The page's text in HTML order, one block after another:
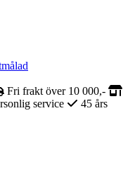
Fri frakt över 10 000,-
service
45 års